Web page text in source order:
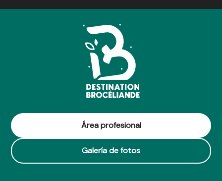
Crêperie-café Canal Bohême
Área profesional
Galería de fotos